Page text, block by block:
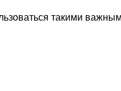
такими